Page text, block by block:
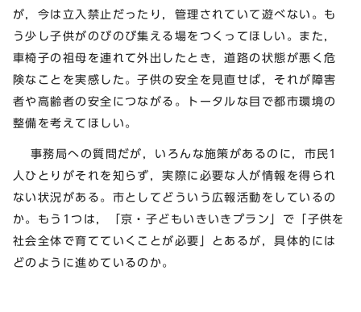
が，今は立入禁止だったり，管理されていて遊べない。も
う少し子供がのびのび集える場をつくってほしい。また，
車椅子の祖母を連れて外出したとき，道路の状態が悪く危
険なことを実感した。子供の安全を見直せば，それが障害
者や高齢者の安全につながる。トータルな目で都市環境の
整備を考えてほしい。
事務局への質問だが，いろんな施策があるのに，市民1
人ひとりがそれを知らず，実際に必要な人が情報を得られ
ない状況がある。市としてどういう広報活動をしているの
か。もう1つは，「京・子どもいきいきプラン」で「子供を
社会全体で育てていくことが必要」とあるが，具体的には
どのように進めているのか。